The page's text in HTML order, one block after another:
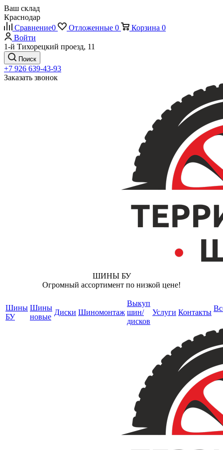
Ваш склад
Краснодар
Сравнение0 Отложенные 0 Корзина 0
Войти
1-й Тихорецкий проезд, 11
Поиск
+7 926 639-43-93
Заказать звонок
ШИНЫ БУ
Огромный ассортимент по низкой цене!
Шины
БУ
Шины
новые
Диски Шиномонтаж
Выкуп
шин/
дисков
Услуги Контакты